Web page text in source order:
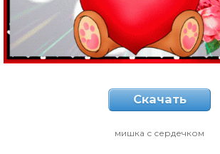
Скачать
мишка с сердечком